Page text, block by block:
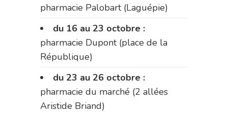
pharmacie Palobart (Laguépie)
du 16 au 23 octobre :
pharmacie Dupont (place de la
République)
du 23 au 26 octobre :
pharmacie du marché (2 allées
Aristide Briand)